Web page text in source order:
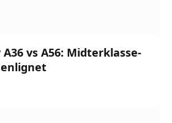
vs A56: Midterklasse-